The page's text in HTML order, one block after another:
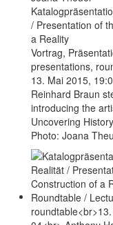
/ Presentation of
a Reality
Vortrag,
presentations,
13. Mai 2015,
Reinhard Braun
introducing the
Uncovering
Photo: Joana